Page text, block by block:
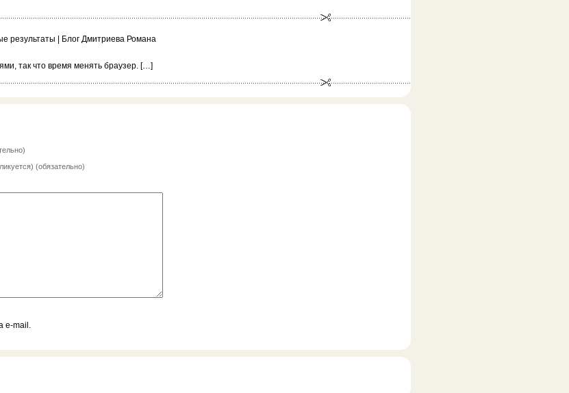
результаты | Блог Дмитриева Романа
так что время менять браузер. […]
(обязательно)
e-mail.